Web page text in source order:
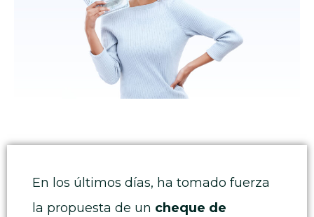
En los últimos días, ha tomado fuerza
la propuesta de un cheque de